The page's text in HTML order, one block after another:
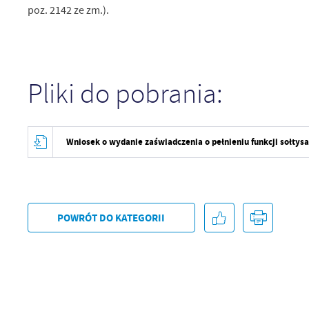
poz. 2142 ze zm.).
Pliki do pobrania:
Wniosek o wydanie zaświadczenia o pełnieniu funkcji sołtysa
POWRÓT DO KATEGORII